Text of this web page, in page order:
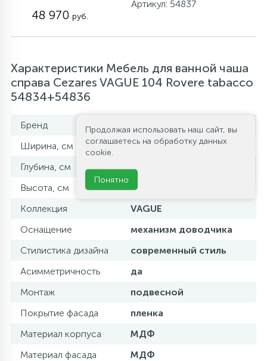
Артикул: 54837
48 970 руб.
Характеристики Мебель для ванной чаша
справа Cezares VAGUE 104 Rovere tabacco
54834+54836
Бренд
Ширина, см
104
Глубина, см
52
Высота, см
55
Коллекция
VAGUE
Оснащение
механизм доводчика
Стилистика дизайна
современный стиль
Асимметричность
да
Монтаж
подвесной
Покрытие фасада
пленка
Материал корпуса
МДФ
Материал фасада
МДФ
Продолжая использовать наш сайт, вы
соглашаетесь на обработку данных
cookie.
Понятно